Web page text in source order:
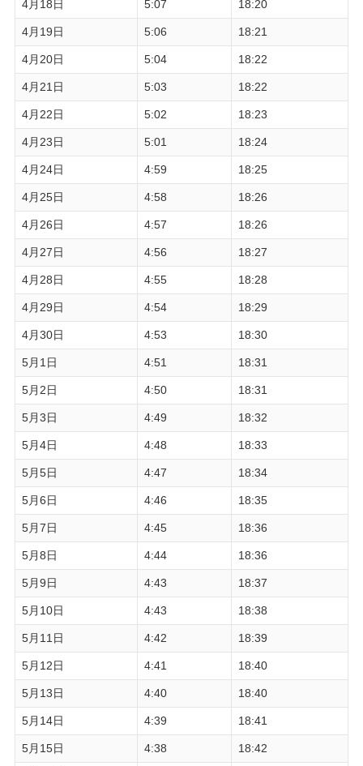
4月18日 5:07 18:20
4月19日 5:06 18:21
4月20日 5:04 18:22
4月21日 5:03 18:22
4月22日 5:02 18:23
4月23日 5:01 18:24
4月24日 4:59 18:25
4月25日 4:58 18:26
4月26日 4:57 18:26
4月27日 4:56 18:27
4月28日 4:55 18:28
4月29日 4:54 18:29
4月30日 4:53 18:30
5月1日 4:51 18:31
5月2日 4:50 18:31
5月3日 4:49 18:32
5月4日 4:48 18:33
5月5日 4:47 18:34
5月6日 4:46 18:35
5月7日 4:45 18:36
5月8日 4:44 18:36
5月9日 4:43 18:37
5月10日 4:43 18:38
5月11日 4:42 18:39
5月12日 4:41 18:40
5月13日 4:40 18:40
5月14日 4:39 18:41
5月15日 4:38 18:42